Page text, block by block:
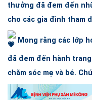
thưởng đã đem đến
cho các gia đình tham
Mong rằng các lớp
đã đem đến hành
chăm sóc mẹ và bé.